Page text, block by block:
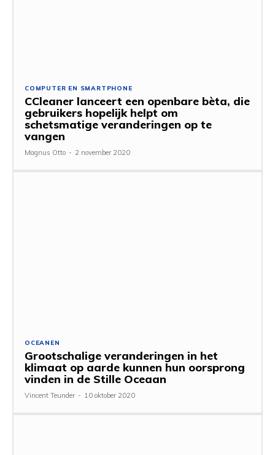
COMPUTER EN SMARTPHONE
CCleaner lanceert een openbare bèta, die
gebruikers hopelijk helpt om
schetsmatige veranderingen op te
vangen
Magnus Otto - 2 november 2020
OCEANEN
Grootschalige veranderingen in het
klimaat op aarde kunnen hun oorsprong
vinden in de Stille Oceaan
Vincent Teunder - 10 oktober 2020